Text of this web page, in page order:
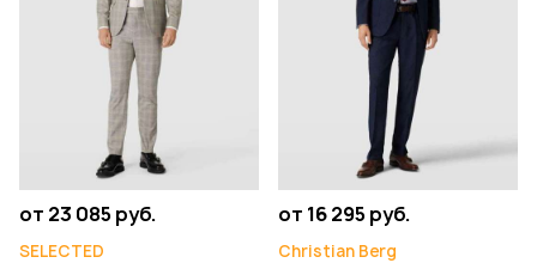
от 23 085 руб.
SELECTED
от 16 295 руб.
Christian Berg